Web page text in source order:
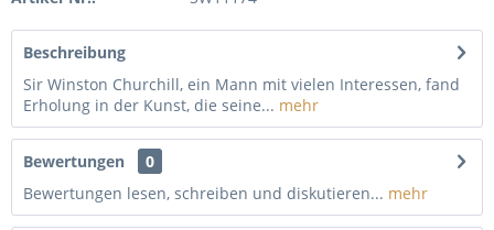
Beschreibung
Sir Winston Churchill, ein Mann mit vielen Interessen, fand
Erholung in der Kunst, die seine... mehr
Bewertungen
0
Bewertungen lesen, schreiben und diskutieren... mehr